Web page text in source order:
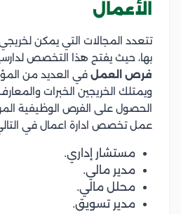
الأعمال
تتعدد المجالات التي يمكن
بها، حيث يفتح هذا التخصص
فرص العمل في العديد من
ويمتلك الخريجين الخبرات
الحصول على الفرص الوظيفية
عمل تخصص ادارة اعمال في
مستشار إداري.
مدير مالي.
محلل مالي.
مدير تسويق.